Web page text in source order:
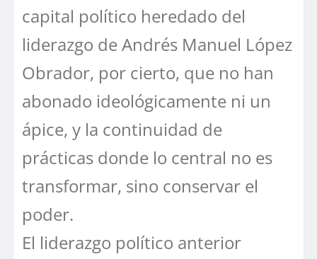
capital político heredado del
liderazgo de Andrés Manuel López
Obrador, por cierto, que no han
abonado ideológicamente ni un
ápice, y la continuidad de
prácticas donde lo central no es
transformar, sino conservar el
poder.
El liderazgo político anterior